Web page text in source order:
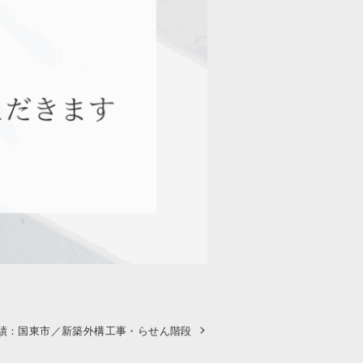
：国東市／新築外構工事・らせん階段